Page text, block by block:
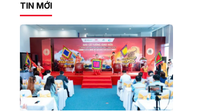
TIN MỚI